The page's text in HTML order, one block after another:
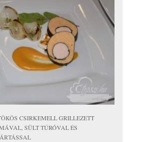
CSIRKEMELL GRILLEZETT
SÜLT TÚRÓVAL ÉS